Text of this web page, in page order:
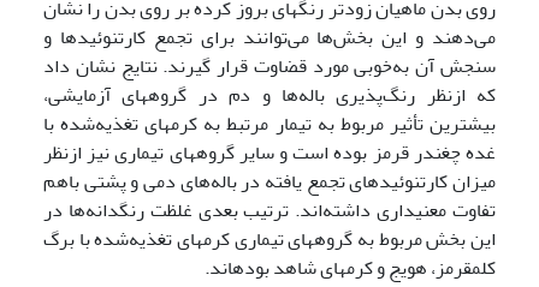
روی بدن ماهیان زودتر رنگهای بروز کرده بر روی بدن را نشان
می‌دهند و این بخش‌ها می‌توانند برای تجمع کارتنوئیدها و
سنجش آن به‌خوبی مورد قضاوت قرار گیرند. نتایج نشان داد
که ازنظر رنگ‌پذیری باله‌ها و دم در گروههای آزمایشی،
بیشترین تأثیر مربوط به تیمار مرتبط به کرمهای تغذیه‌شده با
غده چغندر قرمز بوده است و سایر گروههای تیماری نیز ازنظر
میزان کارتنوئیدهای تجمع یافته در باله‌های دمی و پشتی باهم
تفاوت معنی­داری داشته‌اند. ترتیب بعدی غلظت رنگدانه‌ها در
این بخش مربوط به گروههای تیماری کرمهای تغذیه‌شده با برگ
کلم­قرمز، هویج و کرمهای شاهد بوده­اند.